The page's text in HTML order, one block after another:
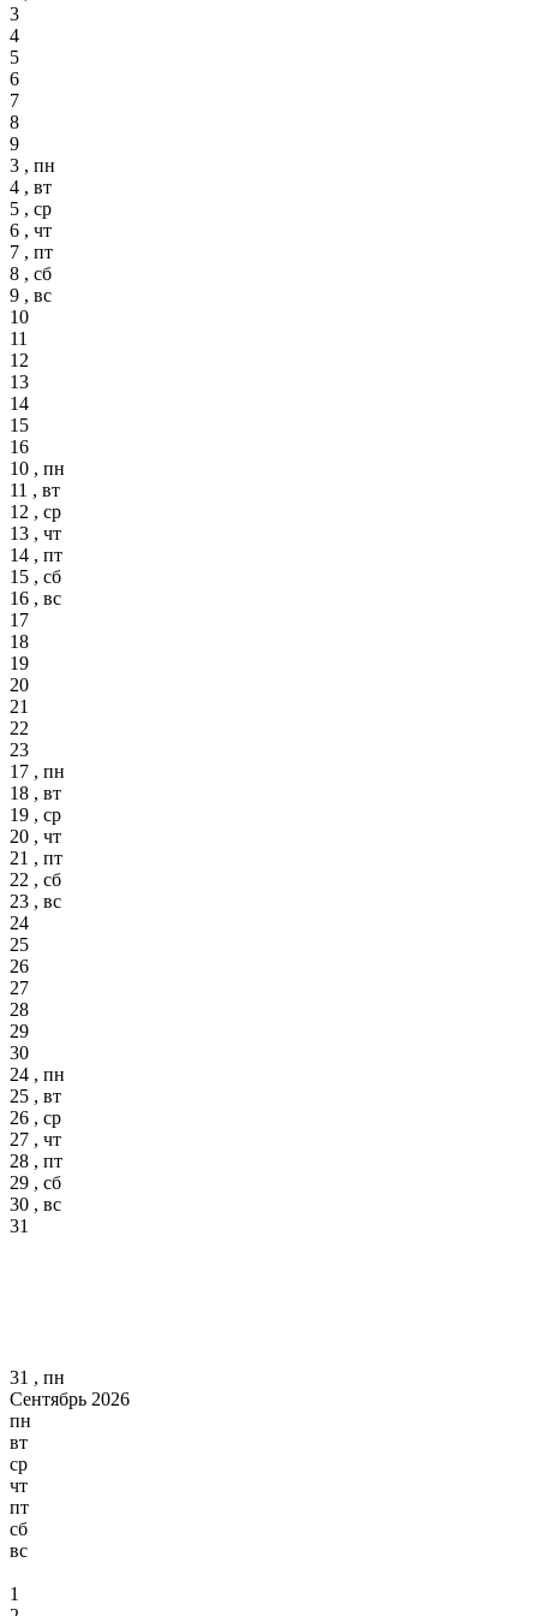
3
4
5
6
7
8
9
3 , пн
4 , вт
5 , ср
6 , чт
7 , пт
8 , сб
9 , вс
10
11
12
13
14
15
16
10 , пн
11 , вт
12 , ср
13 , чт
14 , пт
15 , сб
16 , вс
17
18
19
20
21
22
23
17 , пн
18 , вт
19 , ср
20 , чт
21 , пт
22 , сб
23 , вс
24
25
26
27
28
29
30
24 , пн
25 , вт
26 , ср
27 , чт
28 , пт
29 , сб
30 , вс
31
31 , пн
Сентябрь 2026
пн
вт
ср
чт
пт
сб
вс
1